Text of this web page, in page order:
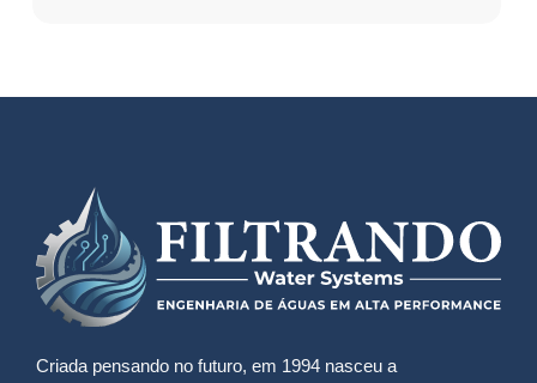
Criada pensando no futuro, em 1994 nasceu a